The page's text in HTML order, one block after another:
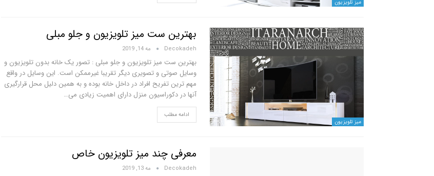
میز تلویزیون
میز تلویزیون
بهترین ست میز تلویزیون و جلو مبلی
Decokadeh مه 14, 2019
بهترین ست میز تلویزیون و جلو مبلی : تصور یک خانه بدون تلویزیون و
وسایل صوتی و تصویری دیگر تقریبا غیرممکن است. این وسایل در واقع
مهم ترین تفریح افراد در داخل خانه بوده و به همین دلیل محل قرارگیری
آنها در دکوراسیون منزل دارای اهمیت زیادی می…
ادامه مطلب
معرفی چند میز تلویزیون خاص
Decokadeh مه 13, 2019